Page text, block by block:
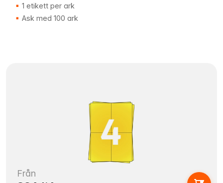
1 etikett per ark
Ask med 100 ark
Från